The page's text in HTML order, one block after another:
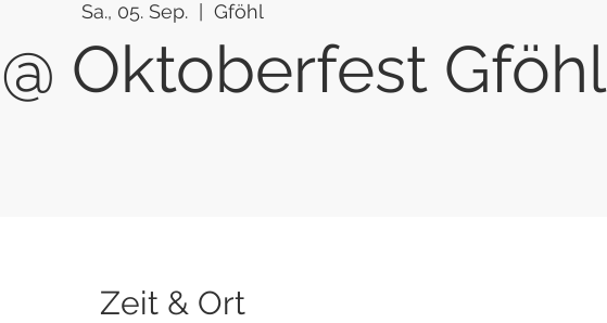
Sa., 05. Sep. Gföhl
Oktoberfest Gföhl
Zeit & Ort